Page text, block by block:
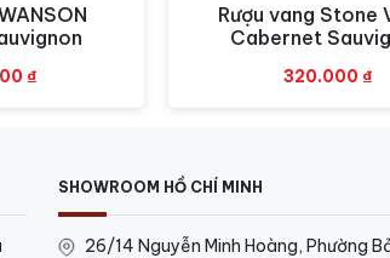
₫
Xem nhanh
Rượu vang Stone
Cabernet
320.000 ₫
SHOWROOM HỒ CHÍ MINH
26/14 Nguyễn Minh Hoàng, Phường